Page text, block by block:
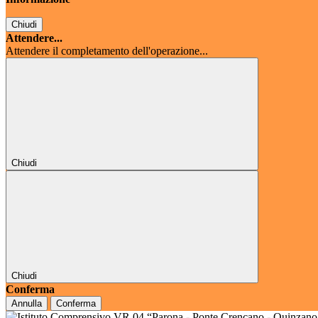
Chiudi
Attendere...
Attendere il completamento dell'operazione...
Chiudi
Chiudi
Conferma
Annulla Conferma